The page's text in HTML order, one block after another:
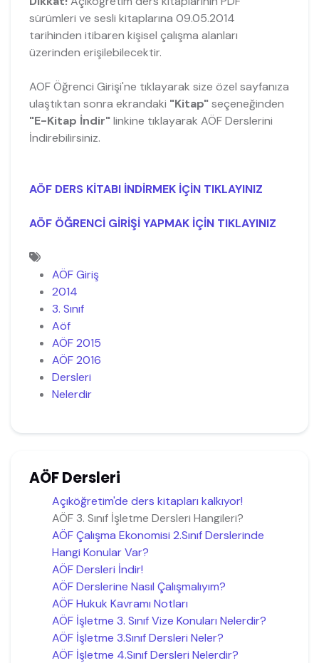
sürümleri ve sesli kitaplarına 09.05.2014
tarihinden itibaren kişisel çalışma alanları
üzerinden erişilebilecektir.
AOF Öğrenci Girişi'ne tıklayarak size özel sayfanıza
ulaştıktan sonra ekrandaki "Kitap"seçeneğinden
"E-Kitap İndir"linkine tıklayarak AÖF Derslerini
İndirebilirsiniz.
AÖF DERS KİTABI İNDİRMEK İÇİN TIKLAYINIZ
AÖF ÖĞRENCİ GİRİŞİ YAPMAK İÇİN TIKLAYINIZ
AÖF Giriş
2014
3. Sınıf
Aöf
AÖF 2015
AÖF 2016
Dersleri
Nelerdir
AÖF Dersleri
Açıköğretim'de ders kitapları kalkıyor!
AÖF 3. Sınıf İşletme Dersleri Hangileri?
AÖF Çalışma Ekonomisi 2.Sınıf Derslerinde
Hangi Konular Var?
AÖF Dersleri İndir!
AÖF Derslerine Nasıl Çalışmalıyım?
AÖF Hukuk Kavramı Notları
AÖF İşletme 3. Sınıf Vize Konuları Nelerdir?
AÖF İşletme 3.Sınıf Dersleri Neler?
AÖF İşletme 4.Sınıf Dersleri Nelerdir?